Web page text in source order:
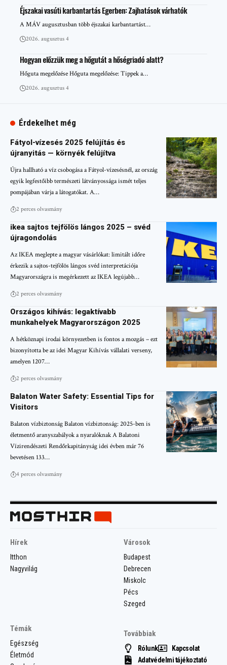
Éjszakai vasúti karbantartás Egerben: Zajhatások várhatók
A MÁV augusztusban több éjszakai karbantartást…
2026. augusztus 4
Hogyan előzzük meg a hőgutát a hőségriadó alatt?
Hőguta megelőzése Hőguta megelőzése: Tippek a…
2026. augusztus 4
Érdekelhet még
Fátyol-vízesés 2025 felújítás és
újranyitás — környék felújítva
Újra hallható a víz csobogása a Fátyol-vízesésnél, az ország
egyik legfestőibb természeti látványossága ismét teljes
pompájában várja a látogatókat. A…
2 perces olvasmány
ikea sajtos tejfölös lángos 2025 – svéd
újragondolás
Az IKEA meglepte a magyar vásárlókat: limitált időre
érkezik a sajtos-tejfölös lángos svéd interpretációja
Magyarországra is megérkezett az IKEA legújabb…
2 perces olvasmány
Országos kihívás: legaktívabb
munkahelyek Magyarországon 2025
A hétköznapi irodai környezetben is fontos a mozgás – ezt
bizonyította be az idei Magyar Kihívás vállalati verseny,
amelyen 1207…
2 perces olvasmány
Balaton Water Safety: Essential Tips for
Visitors
Balaton vízbiztonság Balaton vízbiztonság: 2025-ben is
életmentő aranyszabályok a nyaralóknak A Balatoni
Vízirendészeti Rendőrkapitányság idei évben már 76
bevetésen 133…
4 perces olvasmány
Hírek
Itthon
Nagyvilág
Városok
Budapest
Debrecen
Miskolc
Pécs
Szeged
Témák
Egészség
Életmód
Továbbiak
Rólunk
Kapcsolat
Adatvédelmi tájékoztató